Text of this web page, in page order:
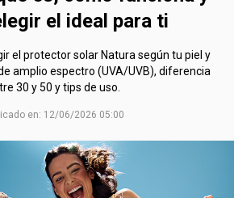
el ideal para ti
el protector solar Natura según tu piel y
amplio espectro (UVA/UVB), diferencia
30 y 50 y tips de uso.
en: 12/06/2026 05:00